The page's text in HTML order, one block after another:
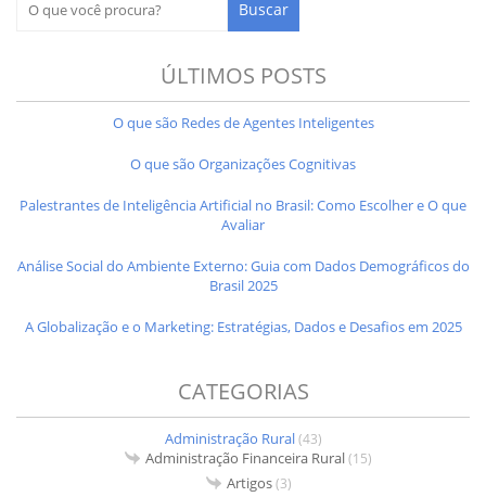
ÚLTIMOS POSTS
O que são Redes de Agentes Inteligentes
O que são Organizações Cognitivas
Palestrantes de Inteligência Artificial no Brasil: Como Escolher e O que
Avaliar
Análise Social do Ambiente Externo: Guia com Dados Demográficos do
Brasil 2025
A Globalização e o Marketing: Estratégias, Dados e Desafios em 2025
CATEGORIAS
Administração Rural(43)
Administração Financeira Rural(15)
Artigos(3)